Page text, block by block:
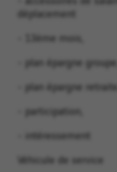
déplacement
- 13ème mois,
- plan épargne groupe,
- plan épargne retraite,
- participation,
- intéressement
Véhicule de service